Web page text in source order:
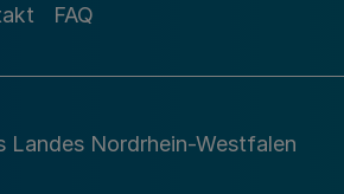
FAQ
Nordrhein-Westfalen